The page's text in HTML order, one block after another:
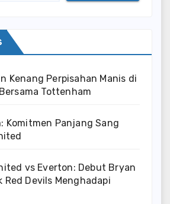
Kenang Perpisahan Manis di
Tottenham
Komitmen Panjang Sang
vs Everton: Debut Bryan
Red Devils Menghadapi